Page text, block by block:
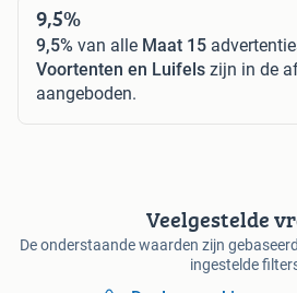
9,5%
9,5% van alle Maat 15
Voortenten en Luifels zijn in de
aangeboden.
Veelgestelde
De onderstaande waarden zijn
ingestelde